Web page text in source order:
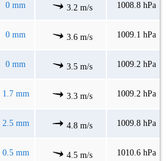
0 mm 3.2 m/s 1008.8 hPa
0 mm 3.6 m/s 1009.1 hPa
0 mm 3.5 m/s 1009.2 hPa
1.7 mm 3.3 m/s 1009.2 hPa
2.5 mm 4.8 m/s 1009.8 hPa
0.5 mm 4.5 m/s 1010.6 hPa